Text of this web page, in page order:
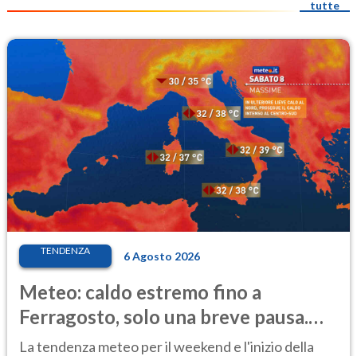
tutte
TENDENZA 6 Agosto 2026
Meteo: caldo estremo fino a
Ferragosto, solo una breve pausa.
Ecco dove
La tendenza meteo per il weekend e l'inizio della